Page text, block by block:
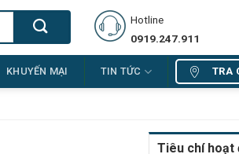
Hotline
0919.247.911
KHUYẾN MẠI TIN TỨC TRA
Tiêu chí hoạt